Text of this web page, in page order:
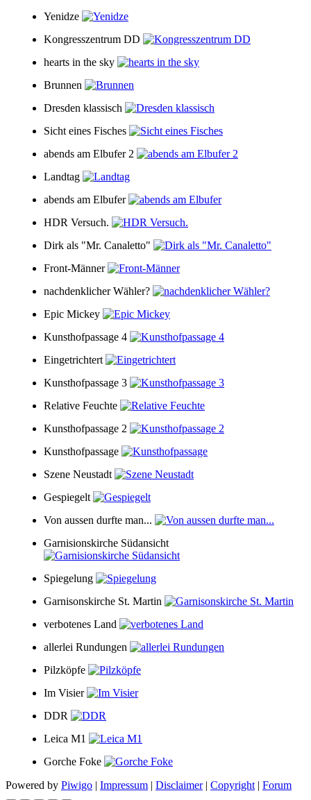
Yenidze
Kongresszentrum DD
hearts in the sky
Brunnen
Dresden klassisch
Sicht eines Fisches
abends am Elbufer 2
Landtag
abends am Elbufer
HDR Versuch.
Dirk als "Mr. Canaletto"
Front-Männer
nachdenklicher Wähler?
Epic Mickey
Kunsthofpassage 4
Eingetrichtert
Kunsthofpassage 3
Relative Feuchte
Kunsthofpassage 2
Kunsthofpassage
Szene Neustadt
Gespiegelt
Von aussen durfte man...
Garnisionskirche Südansicht
Spiegelung
Garnisonskirche St. Martin
verbotenes Land
allerlei Rundungen
Pilzköpfe
Im Visier
DDR
Leica M1
Gorche Foke
Powered by Piwigo | Impressum | Disclaimer| Copyright | Forum